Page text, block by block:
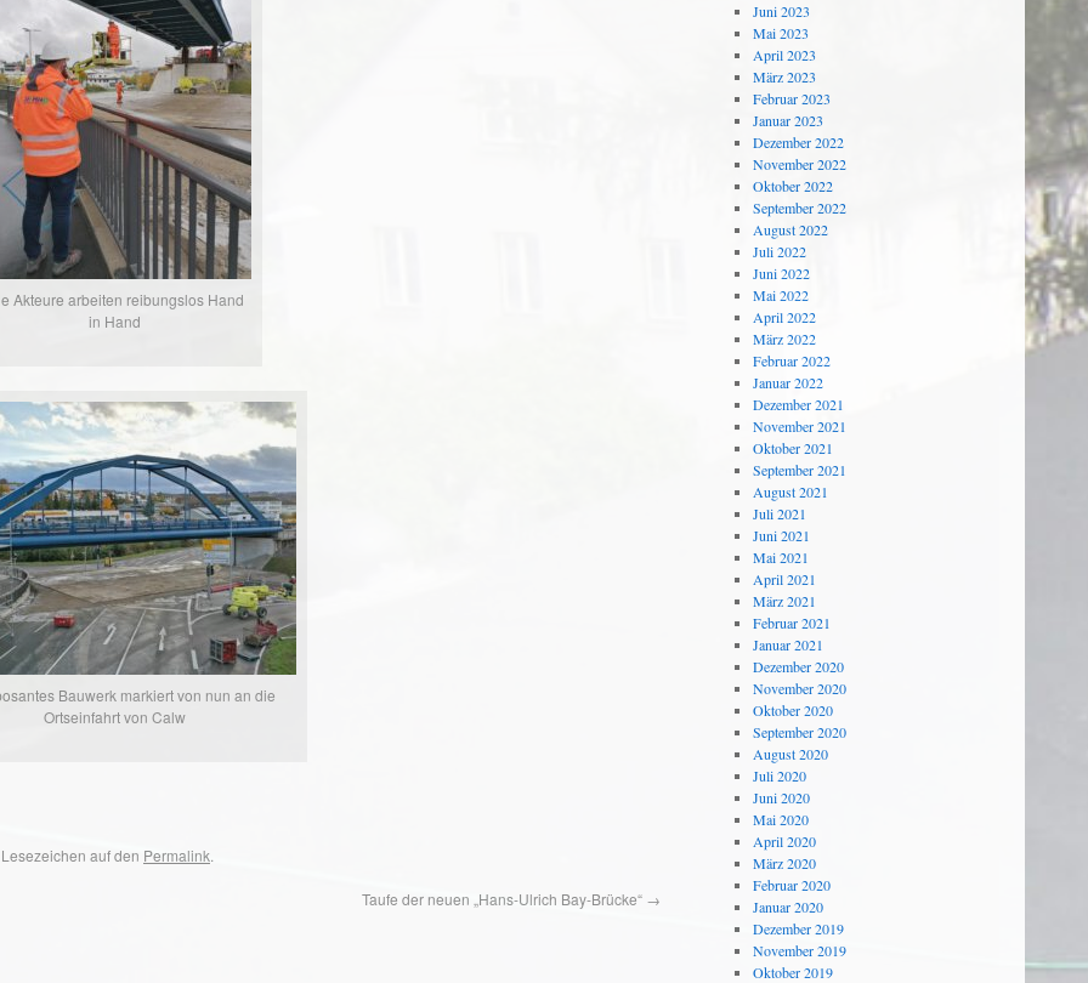
Akteure arbeiten reibungslos Hand
in Hand
Bauwerk markiert von nun an die
Ortseinfahrt von Calw
auf den Permalink.
Taufe der neuen „Hans-Ulrich Bay-Brücke“ →
Juni 2023
Mai 2023
April 2023
März 2023
Februar 2023
Januar 2023
Dezember 2022
November 2022
Oktober 2022
September 2022
August 2022
Juli 2022
Juni 2022
Mai 2022
April 2022
März 2022
Februar 2022
Januar 2022
Dezember 2021
November 2021
Oktober 2021
September 2021
August 2021
Juli 2021
Juni 2021
Mai 2021
April 2021
März 2021
Februar 2021
Januar 2021
Dezember 2020
November 2020
Oktober 2020
September 2020
August 2020
Juli 2020
Juni 2020
Mai 2020
April 2020
März 2020
Februar 2020
Januar 2020
Dezember 2019
November 2019
Oktober 2019